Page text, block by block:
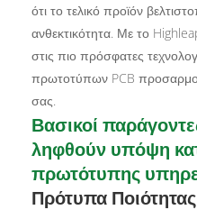
ότι το τελικό προϊόν
ανθεκτικότητα. Με το
στις πιο πρόσφατες
πρωτοτύπων PCB
σας.
Βασικοί
ληφθούν υπόψη
πρωτότυπης
Πρότυπα